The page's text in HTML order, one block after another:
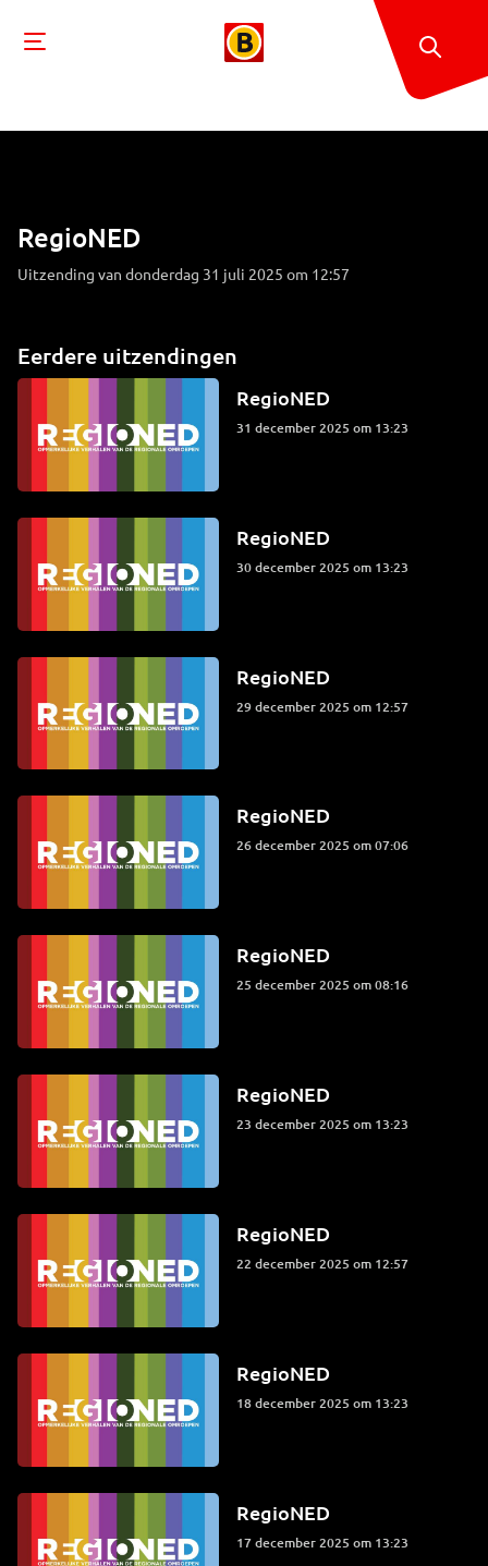
RegioNED
Uitzending van donderdag 31 juli 2025 om 12:57
Eerdere uitzendingen
RegioNED
31 december 2025 om 13:23
RegioNED
30 december 2025 om 13:23
RegioNED
29 december 2025 om 12:57
RegioNED
26 december 2025 om 07:06
RegioNED
25 december 2025 om 08:16
RegioNED
23 december 2025 om 13:23
RegioNED
22 december 2025 om 12:57
RegioNED
18 december 2025 om 13:23
RegioNED
17 december 2025 om 13:23